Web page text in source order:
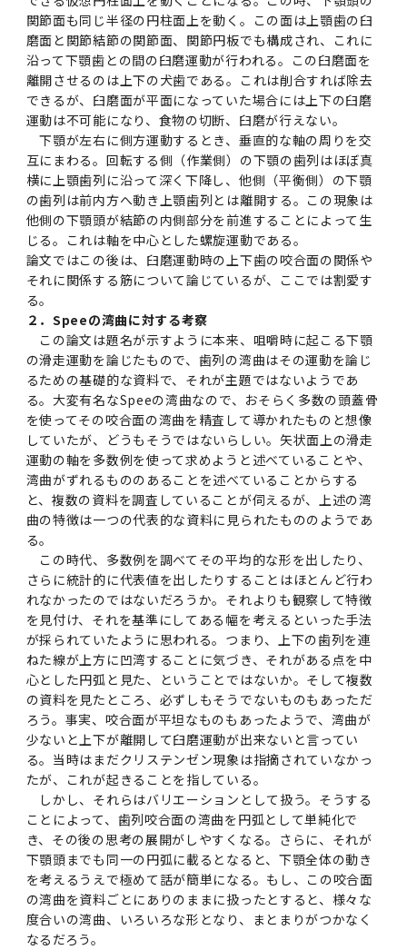
2011年度
関節面も同じ半径の円柱面上を動く。この面は上顎歯の臼
磨面と関節結節の関節面、関節円板でも構成され、これに
沿って下顎歯との間の臼磨運動が行われる。この臼磨面を
離開させるのは上下の犬歯である。これは削合すれば除去
できるが、臼磨面が平面になっていた場合には上下の臼磨
運動は不可能になり、食物の切断、臼磨が行えない。
下顎が左右に側方運動するとき、垂直的な軸の周りを交
互にまわる。回転する側（作業側）の下顎の歯列はほぼ真
横に上顎歯列に沿って深く下降し、他側（平衡側）の下顎
の歯列は前内方へ動き上顎歯列とは離開する。この現象は
他側の下顎頭が結節の内側部分を前進することによって生
じる。これは軸を中心とした螺旋運動である。
論文ではこの後は、臼磨運動時の上下歯の咬合面の関係や
それに関係する筋について論じているが、ここでは割愛す
る。
２．Speeの湾曲に対する考察
この論文は題名が示すように本来、咀嚼時に起こる下顎
の滑走運動を論じたもので、歯列の湾曲はその運動を論じ
るための基礎的な資料で、それが主題ではないようであ
る。大変有名なSpeeの湾曲なので、おそらく多数の頭蓋骨
を使ってその咬合面の湾曲を精査して導かれたものと想像
していたが、どうもそうではないらしい。矢状面上の滑走
運動の軸を多数例を使って求めようと述べていることや、
湾曲がずれるもののあることを述べていることからする
と、複数の資料を調査していることが伺えるが、上述の湾
曲の特徴は一つの代表的な資料に見られたもののようであ
る。
この時代、多数例を調べてその平均的な形を出したり、
さらに統計的に代表値を出したりすることはほとんど行わ
れなかったのではないだろうか。それよりも観察して特徴
を見付け、それを基準にしてある幅を考えるといった手法
が採られていたように思われる。つまり、上下の歯列を連
ねた線が上方に凹湾することに気づき、それがある点を中
心とした円弧と見た、ということではないか。そして複数
の資料を見たところ、必ずしもそうでないものもあっただ
ろう。事実、咬合面が平坦なものもあったようで、湾曲が
少ないと上下が離開して臼磨運動が出来ないと言ってい
る。当時はまだクリステンゼン現象は指摘されていなかっ
たが、これが起きることを指している。
しかし、それらはバリエーションとして扱う。そうする
ことによって、歯列咬合面の湾曲を円弧として単純化で
き、その後の思考の展開がしやすくなる。さらに、それが
下顎頭までも同一の円弧に載るとなると、下顎全体の動き
を考えるうえで極めて話が簡単になる。もし、この咬合面
の湾曲を資料ごとにありのままに扱ったとすると、様々な
度合いの湾曲、いろいろな形となり、まとまりがつかなく
なるだろう。